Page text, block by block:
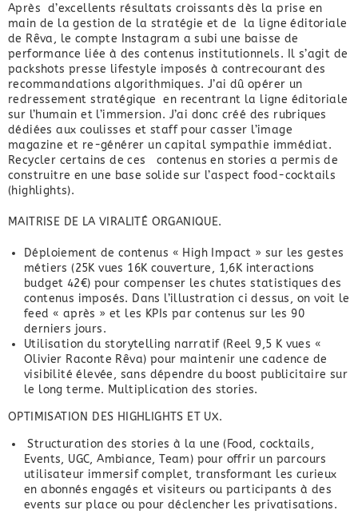
Après d’excellents résultats croissants dès la prise en
main de la gestion de la stratégie et de la ligne éditoriale
de Rêva, le compte Instagram a subi une baisse de
performance liée à des contenus institutionnels. Il s’agit de
packshots presse lifestyle imposés à contrecourant des
recommandations algorithmiques. J’ai dû opérer un
redressement stratégique en recentrant la ligne éditoriale
sur l’humain et l’immersion. J’ai donc créé des rubriques
dédiées aux coulisses et staff pour casser l’image
magazine et re-générer un capital sympathie immédiat.
Recycler certains de ces contenus en stories a permis de
construitre en une base solide sur l’aspect food-cocktails
(highlights).
MAITRISE DE LA VIRALITÉ ORGANIQUE.
Déploiement de contenus « High Impact » sur les gestes
métiers (25K vues 16K couverture, 1,6K interactions
budget 42€) pour compenser les chutes statistiques des
contenus imposés. Dans l’illustration ci dessus, on voit le
feed « après » et les KPIs par contenus sur les 90
derniers jours.
Utilisation du storytelling narratif (Reel 9,5 K vues «
Olivier Raconte Rêva) pour maintenir une cadence de
visibilité élevée, sans dépendre du boost publicitaire sur
le long terme. Multiplication des stories.
OPTIMISATION DES HIGHLIGHTS ET UX.
Structuration des stories à la une (Food, cocktails,
Events, UGC, Ambiance, Team) pour offrir un parcours
utilisateur immersif complet, transformant les curieux
en abonnés engagés et visiteurs ou participants à des
events sur place ou pour déclencher les privatisations.